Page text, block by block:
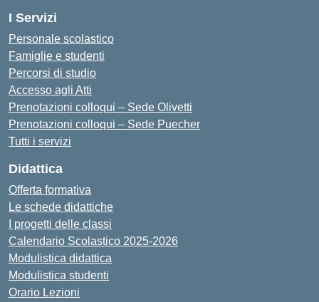
I Servizi
Personale scolastico
Famiglie e studenti
Percorsi di studio
Accesso agli Atti
Prenotazioni colloqui – Sede Olivetti
Prenotazioni colloqui – Sede Puecher
Tutti i servizi
Didattica
Offerta formativa
Le schede didattiche
I progetti delle classi
Calendario Scolastico 2025-2026
Modulistica didattica
Modulistica studenti
Orario Lezioni